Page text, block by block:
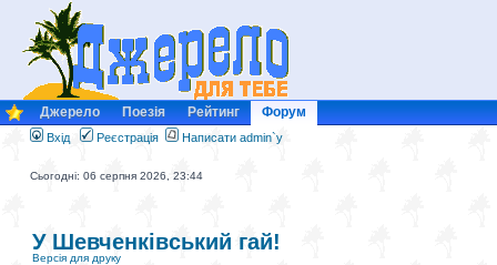
Джерело Поезія Рейтинг Форум
Вхід Реєстрація Написати admin`у
Сьогодні: 06 серпня 2026, 23:44
У Шевченківський гай!
Версія для друку